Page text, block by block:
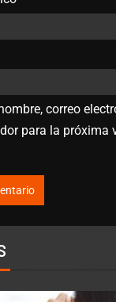
correo
para la próxima